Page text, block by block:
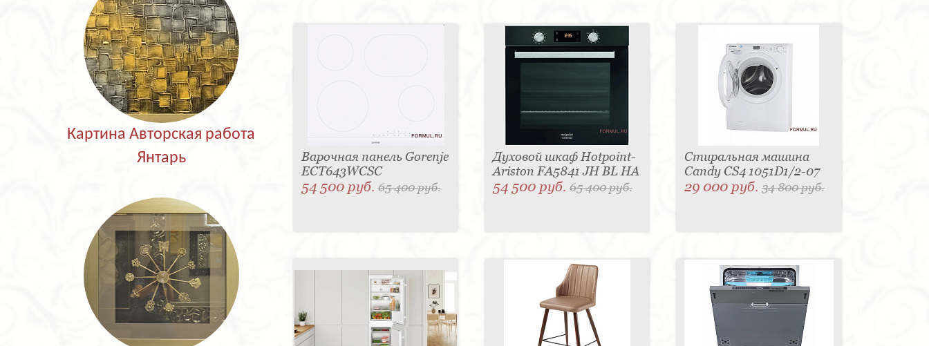
Картина Авторская работа
Янтарь
Варочная панель Gorenje
ECT643WCSC
54 500 руб.65 400 руб.
Духовой шкаф Hotpoint-
Ariston FA5841 JH BL HA
54 500 руб. 65 400 руб.
Стиральная машина
Candy CS4 1051D1/2-07
29 000 руб.34 800 руб.